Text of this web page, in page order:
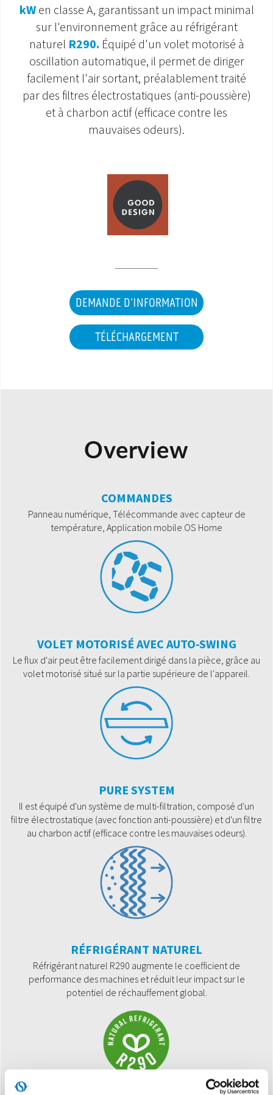
SAV ET GARANTIE
DOCUMENTATIONS
kW en classe A, garantissant un impact minimal
sur l'environnement grâce au réfrigérant
naturel R290. Équipé d'un volet motorisé à
oscillation automatique, il permet de diriger
facilement l'air sortant, préalablement traité
par des filtres électrostatiques (anti-poussière)
et à charbon actif (efficace contre les
mauvaises odeurs).
DEMANDE D'INFORMATION
TÉLÉCHARGEMENT
Overview
COMMANDES
Panneau numérique, Télécommande avec capteur de
température, Application mobile OS Home
VOLET MOTORISÉ AVEC AUTO-SWING
Le flux d'air peut être facilement dirigé dans la pièce, grâce au
volet motorisé situé sur la partie supérieure de l'appareil.
PURE SYSTEM
Il est équipé d'un système de multi-filtration, composé d'un
filtre électrostatique (avec fonction anti-poussière) et d'un filtre
au charbon actif (efficace contre les mauvaises odeurs).
RÉFRIGÉRANT NATUREL
Réfrigérant naturel R290 augmente le coefficient de
performance des machines et réduit leur impact sur le
potentiel de réchauffement global.